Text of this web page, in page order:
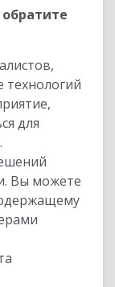
технологий
для
Вы можете